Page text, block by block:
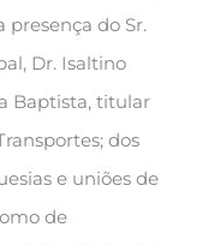
do Sr.
Dr. Isaltino
Baptista, titular
dos
e uniões de
de